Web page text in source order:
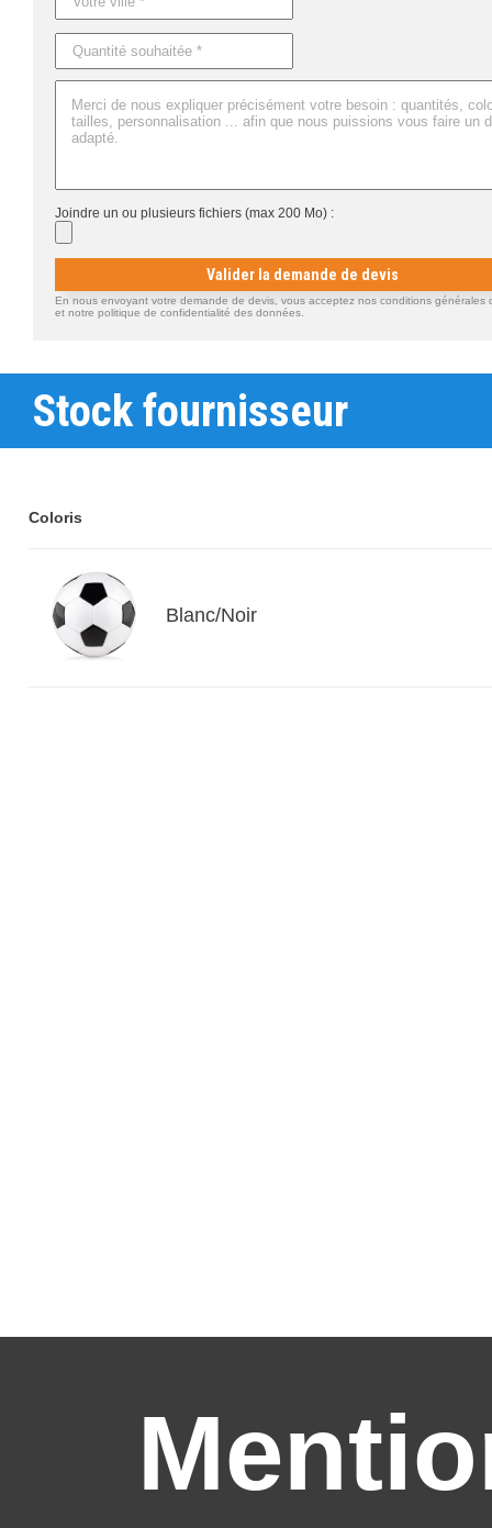
Joindre un ou plusieurs fichiers (max 200 Mo) :
Valider la demande de devis
En nous envoyant votre demande de devis, vous acceptez nos conditions générales
et notre politique de confidentialité des données.
Stock fournisseur
Coloris
Blanc/noir